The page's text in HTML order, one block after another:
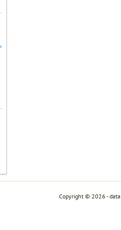
Copyright © 2026 -